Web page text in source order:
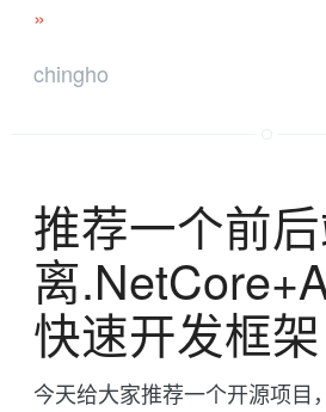
»
chingho
推荐一个前
离
快速开发框架
今天给大家推荐一个开源项目